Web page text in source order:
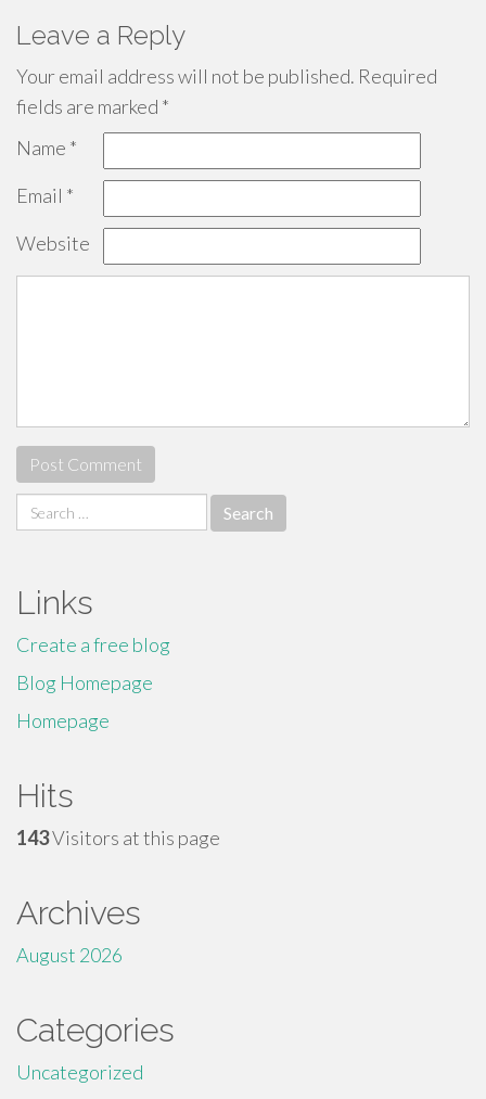
Leave a Reply
Your email address will not be published. Required
fields are marked *
Name *
Email *
Website
Search
for:
Links
Create a free blog
Blog Homepage
Homepage
Hits
143Visitors at this page
Archives
August 2026
Categories
Uncategorized